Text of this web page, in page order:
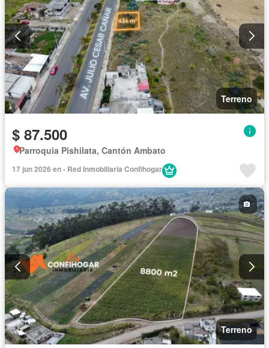
Terreno
$ 87.500
Parroquia Pishilata, Cantón Ambato
17 jun 2026 en - Red Inmobiliaria Confihogar
Terreno